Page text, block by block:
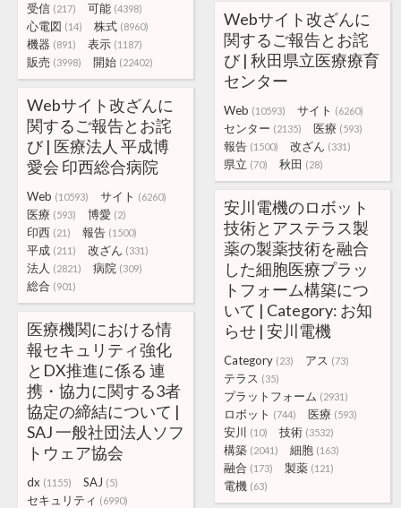
受信 (217) 可能 (4398)
心電図 (14) 株式 (8960)
機器 (891) 表示 (1187)
販売 (3998) 開始 (22402)
Webサイト改ざんに
関するご報告とお詫
び | 秋田県立医療療育
センター
Web (10593) サイト (6260)
センター (2135) 医療 (593)
報告 (1500) 改ざん (331)
県立 (70) 秋田 (28)
Webサイト改ざんに
関するご報告とお詫
び | 医療法人 平成博
愛会 印西総合病院
Web (10593) サイト (6260)
医療 (593) 博愛 (2)
印西 (21) 報告 (1500)
平成 (211) 改ざん (331)
法人 (2821) 病院 (309)
総合 (901)
安川電機のロボット
技術とアステラス製
薬の製薬技術を融合
した細胞医療プラッ
トフォーム構築につ
いて | Category: お知
らせ | 安川電機
Category (23) アス (73)
テラス (35)
プラットフォーム (2931)
ロボット (744) 医療 (593)
安川 (10) 技術 (3532)
構築 (2041) 細胞 (163)
融合 (173) 製薬 (121)
電機 (63)
医療機関における情
報セキュリティ強化
とDX推進に係る 連
携・協力に関する3者
協定の締結について |
SAJ 一般社団法人ソフ
トウェア協会
dx (1155) SAJ (5)
セキュリティ (6990)